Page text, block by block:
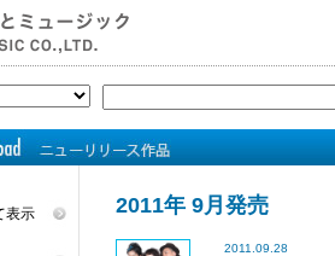
表示 2011年 9月発売
2011.09.28